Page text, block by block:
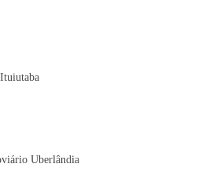
Uberlândia